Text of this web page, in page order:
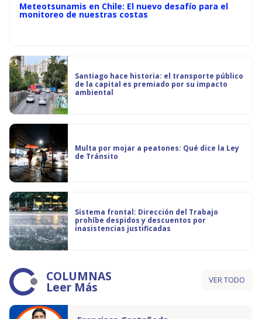
Meteotsunamis en Chile: El nuevo desafío para el
monitoreo de nuestras costas
Santiago hace historia: el transporte público
de la capital es premiado por su impacto
ambiental
Multa por mojar a peatones: Qué dice la Ley
de Tránsito
Sistema frontal: Dirección del Trabajo
prohíbe despidos y descuentos por
inasistencias justificadas
COLUMNAS
Leer Más VER TODO